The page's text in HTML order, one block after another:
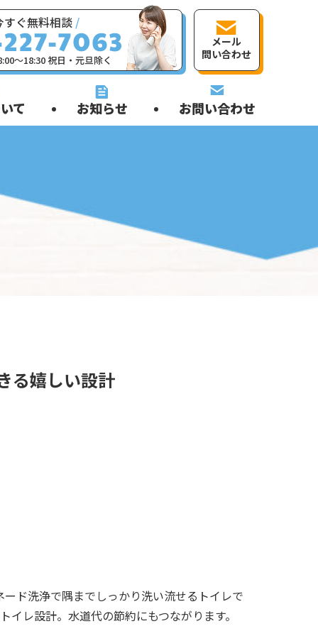
て お知らせ お問い合わせ
すぐ無料相談 /
〜18:30 祝日・元旦除く
メール
問い合わせ
る嬉しい設計
ド洗浄で隅までしっかり洗い流せるトイレで
レ設計。水道代の節約にもつながります。